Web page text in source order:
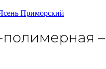
Приморский
–